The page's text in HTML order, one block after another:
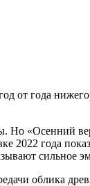
от года
Но «Осенний
2022 года
сильное
облика